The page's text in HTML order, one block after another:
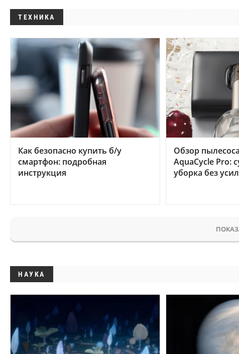
ТЕХНИКА
Как безопасно купить б/у
смартфон: подробная
инструкция
Обзор
AquaCycle Pro:
уборка без
НАУКА